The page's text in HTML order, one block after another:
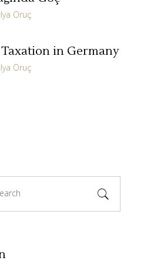
Oruç
in Germany
Oruç